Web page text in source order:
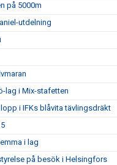
på 5000m
utdelning
lag i Mix-stafetten
i IFKs blåvita tävlingsdräkt
i lag
på besök i Helsingfors